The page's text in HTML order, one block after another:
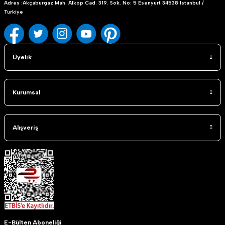
Adres :Akçaburgaz Mah. Alkop Cad. 319. Sok. No: 5 Esenyurt 34538 Istanbul /
Turkiye
Üyelik
Kurumsal
Alışveriş
E-Bülten Aboneliği